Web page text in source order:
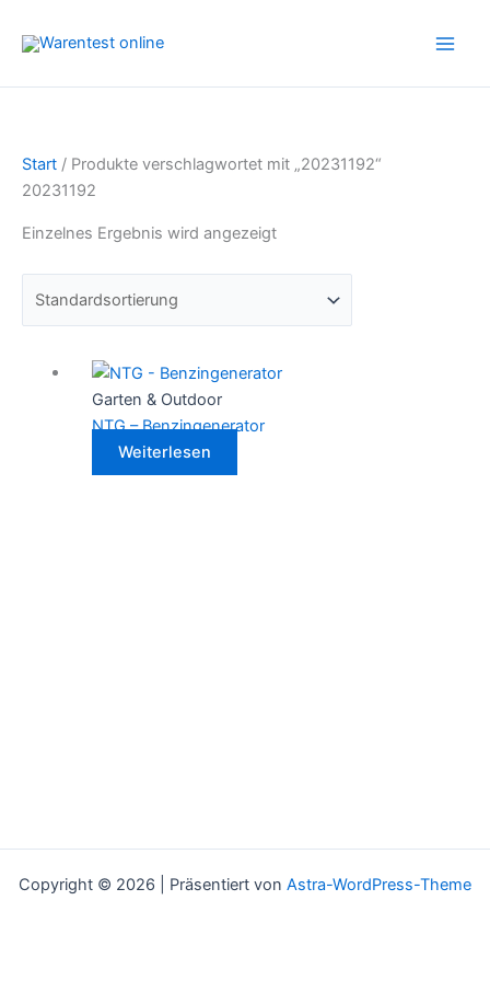
Inhalt
Start / Produkte verschlagwortet mit „20231192“
20231192
Einzelnes Ergebnis wird angezeigt
Garten & Outdoor
NTG – Benzingenerator
Weiterlesen
Copyright © 2026 | Präsentiert von Astra-WordPress-Theme